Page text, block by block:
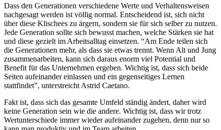
Dass den Generationen verschiedene Werte und Verhaltensweisen
nachgesagt werden ist völlig normal. Entscheidend ist, sich nicht
über diese Klischees zu ärgern, sondern sie für sich selber zu nutzen.
Jede Generation sollte sich bewusst machen, welche Stärken sie hat
und diese gezielt im Arbeitsalltag einsetzen. “Am Ende teilen sich
die Generationen mehr, als dass sie etwas trennt. Wenn Alt und Jung
zusammenarbeiten, kann sich daraus enorm viel Potential und
Benefit für das Unternehmen ergeben. Wichtig ist, dass sich beide
Seiten aufeinander einlassen und ein gegenseitiges Lernen
stattfindet”, unterstreicht Astrid Caetano.
Fakt ist, dass sich das gesamte Umfeld ständig ändert, daher wird
keine Generation sein wie die andere. Wichtig ist, dass wir trotz
Wertunterschiede immer wieder aufeinander zugehen, denn nur so